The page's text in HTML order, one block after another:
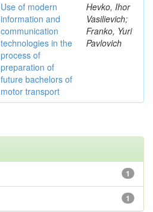
Use of modern
information and
communication
technologies in the
process of
preparation of
future bachelors of
motor transport
Hevko, Ihor
Vasilievich;
Franko, Yuri
Pavlovich
1
1